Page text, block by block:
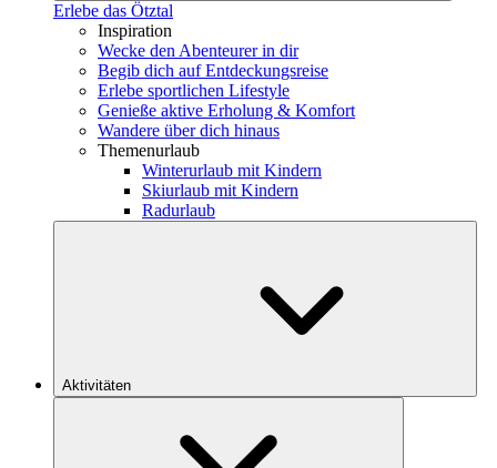
Erlebe das Ötztal
Inspiration
Wecke den Abenteurer in dir
Begib dich auf Entdeckungsreise
Erlebe sportlichen Lifestyle
Genieße aktive Erholung & Komfort
Wandere über dich hinaus
Themenurlaub
Winterurlaub mit Kindern
Skiurlaub mit Kindern
Radurlaub
Aktivitäten